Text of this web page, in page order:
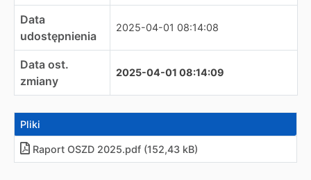
Data
udostępnienia
2025-04-01 08:14:08
Data ost.
zmiany
2025-04-01 08:14:09
Pliki
Raport OSZD 2025.pdf (152,43 kB)